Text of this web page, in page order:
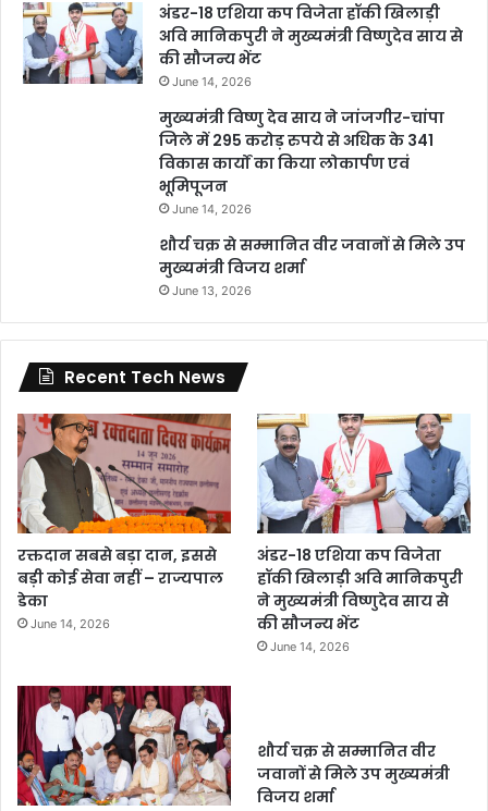
अंडर-18 एशिया कप विजेता हॉकी खिलाड़ी
अवि मानिकपुरी ने मुख्यमंत्री विष्णुदेव साय से
की सौजन्य भेंट
June 14, 2026
मुख्यमंत्री विष्णु देव साय ने जांजगीर-चांपा
जिले में 295 करोड़ रुपये से अधिक के 341
विकास कार्यों का किया लोकार्पण एवं
भूमिपूजन
June 14, 2026
शौर्य चक्र से सम्मानित वीर जवानों से मिले उप
मुख्यमंत्री विजय शर्मा
June 13, 2026
Recent Tech News
रक्तदान सबसे बड़ा दान, इससे
बड़ी कोई सेवा नहीं – राज्यपाल
डेका
June 14, 2026
अंडर-18 एशिया कप विजेता
हॉकी खिलाड़ी अवि मानिकपुरी
ने मुख्यमंत्री विष्णुदेव साय से
की सौजन्य भेंट
June 14, 2026
शौर्य चक्र से सम्मानित वीर
जवानों से मिले उप मुख्यमंत्री
विजय शर्मा